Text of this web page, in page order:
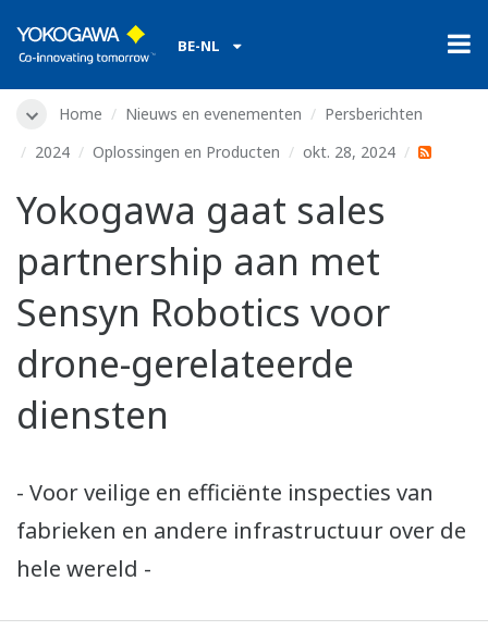
BE-NL
Home Nieuws en evenementen
Persberichten
2024
Oplossingen en Producten okt. 28, 2024
Yokogawa gaat sales
partnership aan met
Sensyn Robotics voor
drone-gerelateerde
diensten
- Voor veilige en efficiënte inspecties van
fabrieken en andere infrastructuur over de
hele wereld -